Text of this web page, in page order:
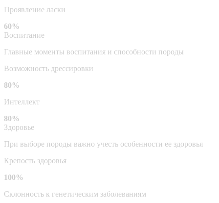
Проявление ласки
60%
Воспитание
Главные моменты воспитания и способности породы
Возможность дрессировки
80%
Интеллект
80%
Здоровье
При выборе породы важно учесть особенности ее здоровья
Крепость здоровья
100%
Склонность к генетическим заболеваниям